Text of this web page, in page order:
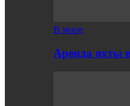
В мире
Аренда яхты